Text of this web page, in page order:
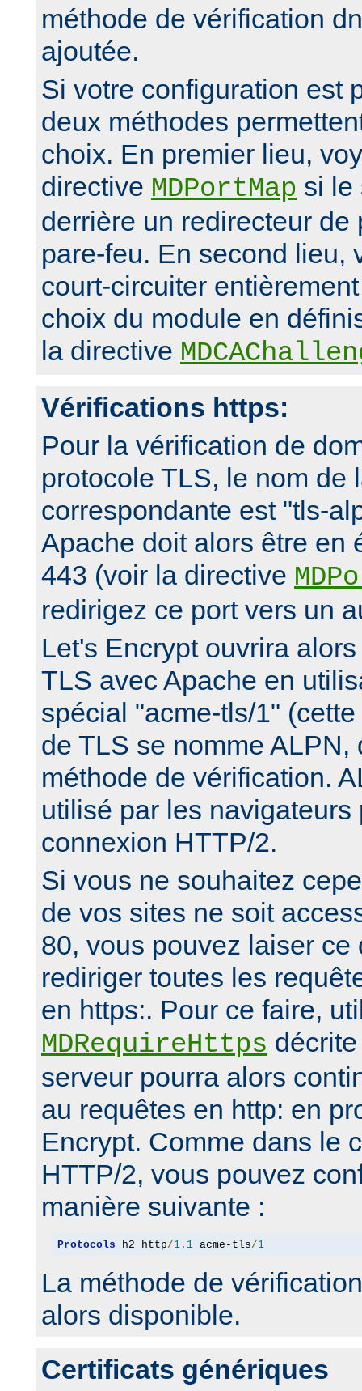
méthode de vérification
ajoutée.
Si votre configuration est
deux méthodes
choix. En premier lieu,
directive MDPortMap si le
derrière un redirecteur de
pare-feu. En second lieu,
court-circuiter
choix du module en
la directive
Vérifications https:
Pour la vérification de
protocole TLS, le nom de
correspondante est "tls-
Apache doit alors être en
443 (voir la directive
redirigez ce port vers un
Let's Encrypt ouvrira
TLS avec Apache en
spécial "acme-tls/1"
de TLS se nomme ALPN,
méthode de vérification.
utilisé par les navigateurs
connexion HTTP/2.
Si vous ne souhaitez
de vos sites ne soit
80, vous pouvez laiser ce
rediriger toutes les
en https:. Pour ce faire,
MDRequireHttps
serveur pourra alors
au requêtes en http: en
Encrypt. Comme dans le
HTTP/2, vous pouvez
manière suivante :
Protocols h2 http/1.1 acme-tls/1
La méthode de
alors disponible.
Certificats génériques